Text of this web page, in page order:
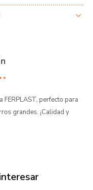
FERPLAST, perfecto para
grandes. ¡Calidad y